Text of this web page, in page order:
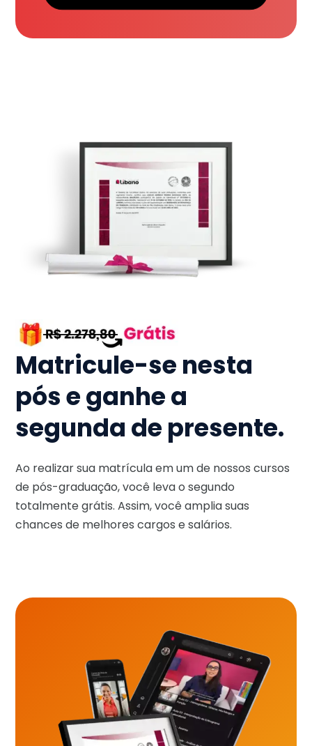
Matricule-se nesta
pós e ganhe a
segunda de presente.
Ao realizar sua matrícula em um de nossos cursos
de pós-graduação, você leva o segundo
totalmente grátis. Assim, você amplia suas
chances de melhores cargos e salários.